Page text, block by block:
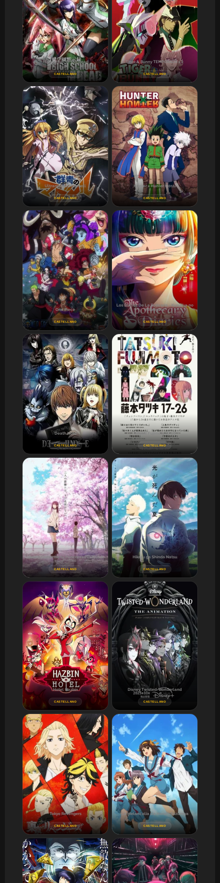
Highschool of the Dead
CASTELLANO
Tiger & Bunny TEMPORADA 1,2
CASTELLANO
Ultramarine Magmell
CASTELLANO
Hunter x Hunter (2011)
CASTELLANO
One Piece
CASTELLANO
Los Diarios De La Boticaria - Kusuriya no
Hitorigoto
CASTELLANO
Death Note
CASTELLANO
Tatsuki Fujimoto 17-26
CASTELLANO
Quiero Comerme tu Páncreas PELICULA
CASTELLANO
Hikaru ga Shinda Natsu
CASTELLANO
Hotel Hazbin
CASTELLANO
Disney Twisted-Wonderland
CASTELLANO
Tokyo Revengers
CASTELLANO
La Melancolía De Haruhi Suzumiya
CASTELLANO